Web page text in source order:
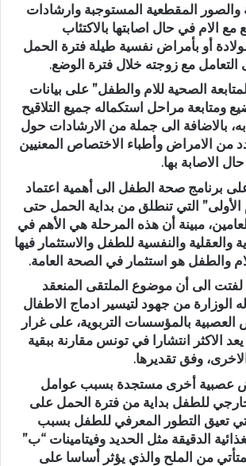
والصور المقطعية المستوجبة وارشادات
مع الام في حال اصابتها بالاكتئاب
أو بأمراض نفسية طيلة فترة الحمل
مع زوجته خلال فترة الوضع.
الصحية للام والطفل” على بيانات
ومتابعة مراحل استكماله جميع التلاقيح
بالاضافة الى جملة من الارشادات حول
من الامراض وأطباء الاختصاص المعنيين
الاصابة بها.
برنامج صحة الطفل الى أهمية اعتماد
التي تنطلق من بداية الحمل حتى
مبينة أن هذه المرحلة هي الأهم في
والعقلية والنفسية للطفل والاستثمار فيها
والطفل هو استثمار في الصحة العامة.
الى أن موضوع الملتقى المنعقد
الوزارة من جهود لتيسير ادماج الاطفال
العصبية بالمؤسسات التربوية، على غرار
الاكثر انتشارا في تونس مقارنة ببقية
وفق تقديرها.
عصبية أخرى مستجدة بسبب عوامل
للطفل بداية من فترة الحمل على
تعيق التطور المعرفي للطفل بسبب
الدقيقة مثل الحديد وفيتامينات “ب”
من الملح والذي يؤثر أساسا على